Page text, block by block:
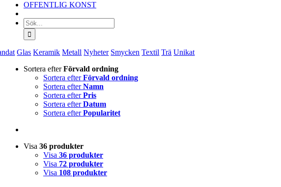
OFFENTLIG KONST
Sök
efter:
Glas Keramik Metall Nyheter Smycken Textil Trä Unikat
Sortera efterFörvald ordning
Sortera efterFörvald ordning
Sortera efterNamn
Sortera efterPris
Sortera efterDatum
Sortera efterPopularitet
Visa 36 produkter
Visa 36 produkter
Visa 72 produkter
Visa 108 produkter